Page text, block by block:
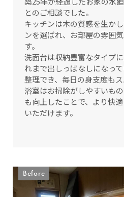
とのご相談でした。
キッチンは木の質感を生か
ンを選ばれ、お部屋の雰囲
す。
洗面台は収納豊富なタイプ
れまで出しっぱなしになっ
整理でき、毎日の身支度もス
浴室はお掃除がしやすいも
も向上したことで、より快
いただけます。
Before